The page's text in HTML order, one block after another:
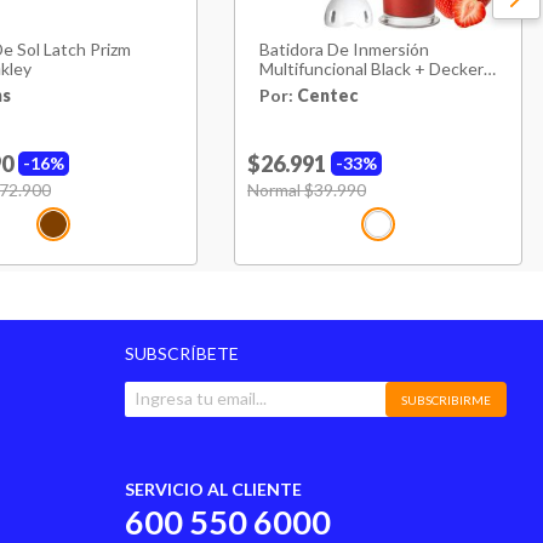
Sol Latch Prizm
16%
from
Batidora De Inmersión
Multifuncional Black + Decker
Hb-2400w
Por: Centec
33%
$26.991
Price reduced from
Normal $39.990
SUBSCRÍBETE
SUBSCRIBIRME
SERVICIO AL CLIENTE
600 550 6000